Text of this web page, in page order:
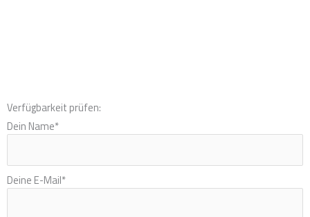
Verfügbarkeit prüfen:
Dein Name*
Deine E-Mail*